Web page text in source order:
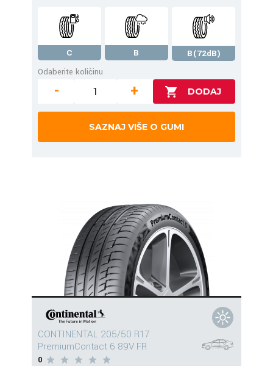
C B
B(72dB)
Odaberite količinu
- +
SAZNAJ VIŠE O GUMI
CONTINENTAL 205/50 R17
PremiumContact 6 89V FR
0